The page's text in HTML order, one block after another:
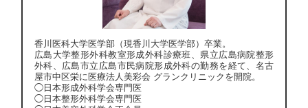
香川医科大学医学部（現香川大学医学部）卒業。
広島大学整形外科教室形成外科診療班、県立広島病院整形
外科、広島市立広島市民病院形成外科の勤務を経て、名古
屋市中区栄に医療法人美彩会 グランクリニックを開院。
◯日本形成外科学会専門医
◯日本整形外科学会専門医